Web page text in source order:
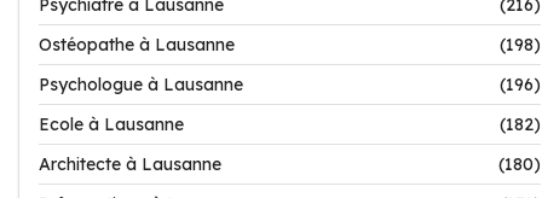
Psychiatre à Lausanne
(216)
Ostéopathe à Lausanne
(198)
Psychologue à Lausanne
(196)
Ecole à Lausanne
(182)
Architecte à Lausanne
(180)